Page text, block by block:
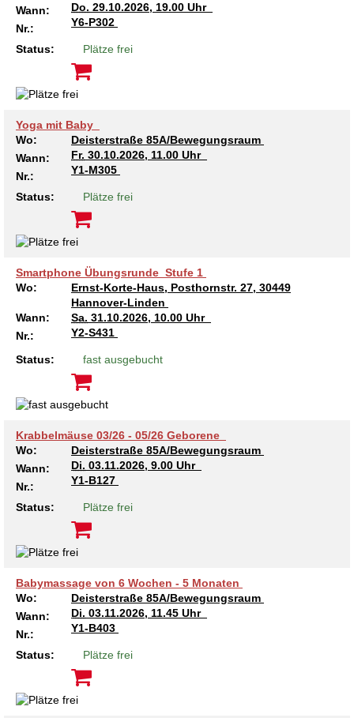
Wann:
Do. 29.10.2026, 19.00 Uhr
Nr.:
Y6-P302
Status: Plätze frei
Yoga mit Baby
Wo:
Deisterstraße 85A/Bewegungsraum
Wann:
Fr. 30.10.2026, 11.00 Uhr
Nr.:
Y1-M305
Status: Plätze frei
Smartphone Übungsrunde_Stufe 1
Wo:
Ernst-Korte-Haus, Posthornstr. 27, 30449
Hannover-Linden
Wann:
Sa. 31.10.2026, 10.00 Uhr
Nr.:
Y2-S431
Status: fast ausgebucht
Krabbelmäuse 03/26 - 05/26 Geborene
Wo:
Deisterstraße 85A/Bewegungsraum
Wann:
Di. 03.11.2026, 9.00 Uhr
Nr.:
Y1-B127
Status: Plätze frei
Babymassage von 6 Wochen - 5 Monaten
Wo:
Deisterstraße 85A/Bewegungsraum
Wann:
Di. 03.11.2026, 11.45 Uhr
Nr.:
Y1-B403
Status: Plätze frei